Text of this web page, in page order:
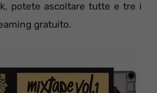
potete ascoltare tutte e tre i
gratuito.